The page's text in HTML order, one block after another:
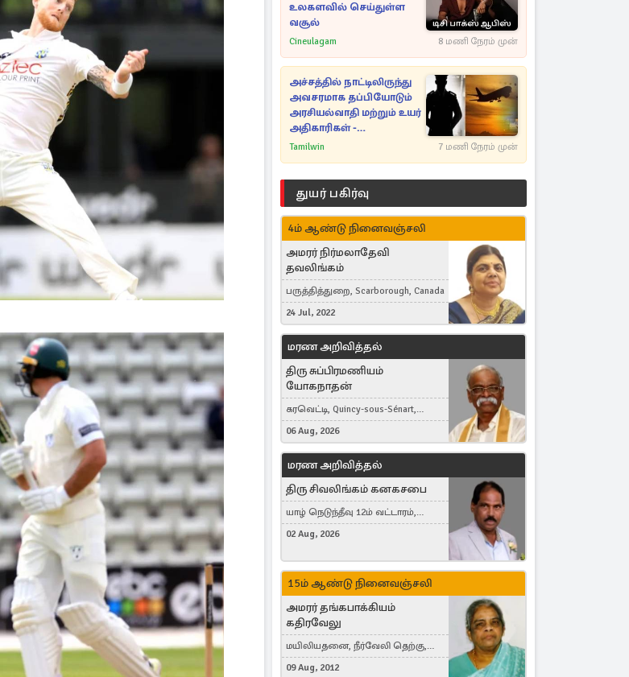
உலகளவில் செய்துள்ள
வசூல்
Cineulagam 8 மணி நேரம் முன்
அச்சத்தில் நாட்டிலிருந்து
அவசரமாக தப்பியோடும்
அரசியல்வாதி மற்றும் உயர்
அதிகாரிகள் -
ஆதாரங்களுடன்
Tamilwin 7 மணி நேரம் முன்
துயர் பகிர்வு
4ம் ஆண்டு நினைவஞ்சலி
அமரர் நிர்மலாதேவி
தவலிங்கம்
பருத்தித்துறை, Scarborough, Canada
24 Jul, 2022
மரண அறிவித்தல்
திரு சுப்பிரமணியம்
யோகநாதன்
கரவெட்டி, Quincy-sous-Sénart,
France
06 Aug, 2026
மரண அறிவித்தல்
திரு சிவலிங்கம் கனகசபை
யாழ் நெடுந்தீவு 12ம் வட்டாரம்,
Jaffna, நயினாதீவு, London, United
02 Aug, 2026
15ம் ஆண்டு நினைவஞ்சலி
அமரர் தங்கபாக்கியம்
கதிரவேலு
மயிலியதனை, நீர்வேலி தெற்கு,
Herning, Denmark
09 Aug, 2012